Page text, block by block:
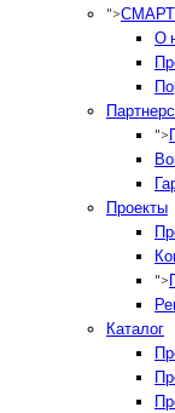
">
О
">
Проекты
">
Каталог